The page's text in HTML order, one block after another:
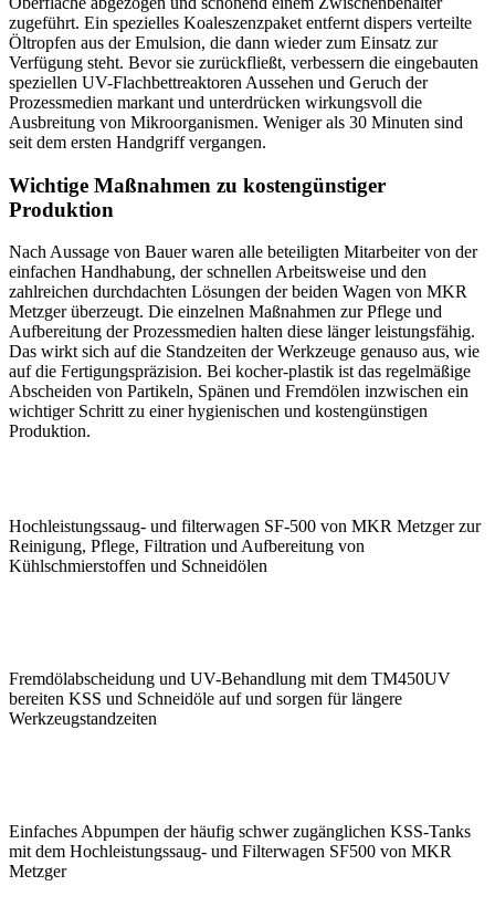
zugeführt. Ein spezielles Koaleszenzpaket entfernt dispers verteilte
Öltropfen aus der Emulsion, die dann wieder zum Einsatz zur
Verfügung steht. Bevor sie zurückfließt, verbessern die eingebauten
speziellen UV-Flachbettreaktoren Aussehen und ­Geruch der
Prozessmedien markant und unterdrücken wirkungsvoll die
Ausbreitung von Mikroorganismen. Weniger als 30 Minuten sind
seit dem ersten Handgriff vergangen.
Wichtige Maßnahmen zu kostengünstiger
Produktion
Nach Aussage von Bauer waren alle beteiligten Mitarbeiter von der
einfachen Handhabung, der schnellen ­Arbeitsweise und den
zahlreichen durchdachten Lösungen der beiden Wagen von MKR
Metzger überzeugt. Die einzelnen Maßnahmen zur Pflege und
Aufbereitung der Prozess­medien halten diese länger ­leistungsfähig.
Das wirkt sich auf die Standzeiten der Werkzeuge genauso aus, wie
auf die Fertigungspräzision. Bei kocher-plastik ist das regelmäßige
Abscheiden von Partikeln, Spänen und Fremdölen inzwischen ein
wichtiger Schritt zu einer hygienischen und kostengünstigen
Produktion.
Hochleistungssaug- und filterwagen SF-500 von MKR Metzger zur
Reinigung, Pflege, Filtration und Aufbereitung von
Kühlschmierstoffen und Schneidölen
Fremdölabscheidung und UV-Behandlung mit dem TM450UV
bereiten KSS und Schneidöle auf und sorgen für längere
Werkzeugstandzeiten
Einfaches Abpumpen der häufig schwer ­zugänglichen KSS-Tanks
mit dem Hochleistungssaug- und Filterwagen SF500 von MKR
Metzger